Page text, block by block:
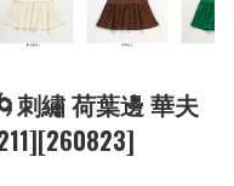
刺繡 荷葉邊 華夫